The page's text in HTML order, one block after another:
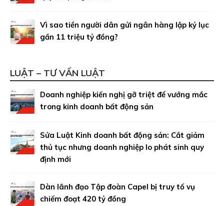
Vì sao tiền người dân gửi ngân hàng lập kỷ lục
gần 11 triệu tỷ đồng?
LUẬT – TƯ VẤN LUẬT
Doanh nghiệp kiến nghị gỡ triệt để vướng mắc
trong kinh doanh bất động sản
Sửa Luật Kinh doanh bất động sản: Cắt giảm
thủ tục nhưng doanh nghiệp lo phát sinh quy
định mới
Dàn lãnh đạo Tập đoàn Capel bị truy tố vụ
chiếm đoạt 420 tỷ đồng